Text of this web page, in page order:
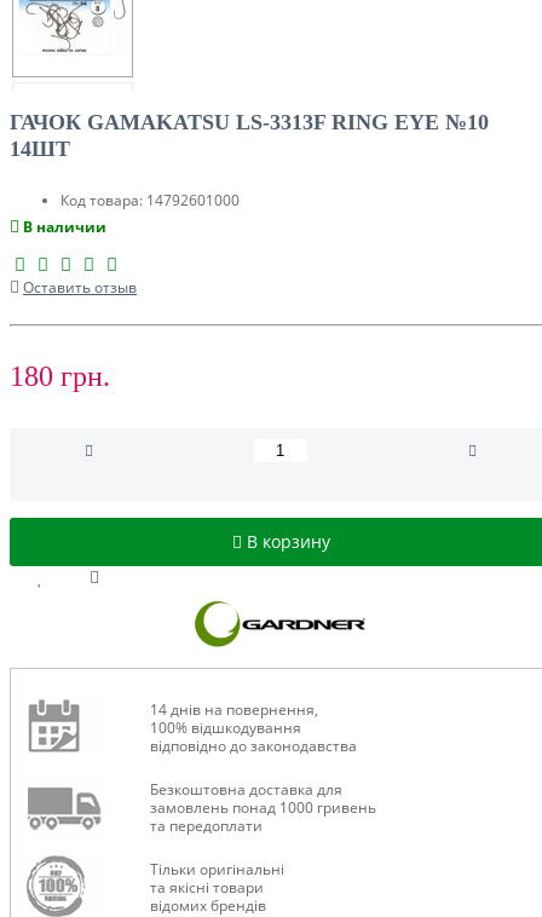
ГАЧОК GAMAKATSU LS-3313F RING EYE №10
14ШТ
Код товара: 14792601000
В наличии
Оставить отзыв
180 грн.
В корзину
14 днів на повернення,
100% відшкодування
відповідно до законодавства
Безкоштовна доставка для
замовлень понад 1000 гривень
та передоплати
Тільки оригінальні
та якісні товари
відомих брендів